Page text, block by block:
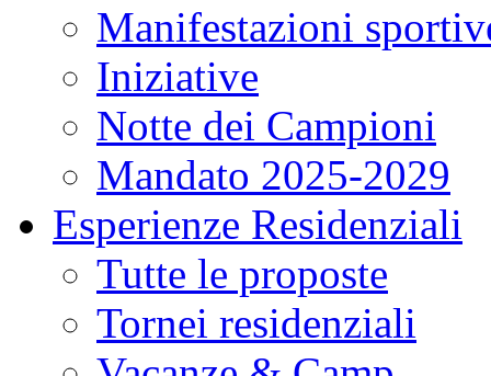
Manifestazioni
Iniziative
Notte dei Campioni
Mandato 2025-2029
Esperienze Residenziali
Tutte le proposte
Tornei residenziali